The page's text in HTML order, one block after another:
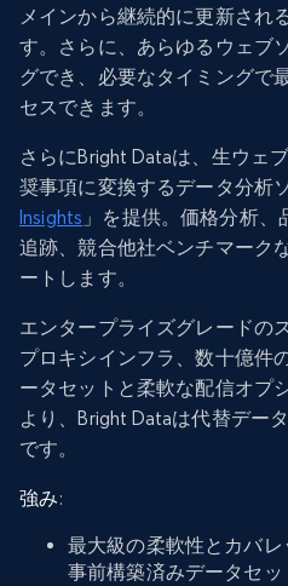
メインから継続的に更新され
す。さらに、あらゆるウェブ
グでき、必要なタイミングで
セスできます。
さらにBright Dataは、生ウェ
奨事項に変換するデータ分析
Insights 」を提供。価格分析
追跡、競合他社ベンチマーク
ートします。
エンタープライズグレードの
プロキシインフラ、数十億件
ータセットと柔軟な配信オプ
より、Bright Dataは代替デー
です。
強み:
最大級の柔軟性とカバ
事前構築済みデータセ